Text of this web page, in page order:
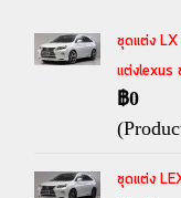
ชุดแต่ง
แต่งlexus
฿0
ชุดแต่ง